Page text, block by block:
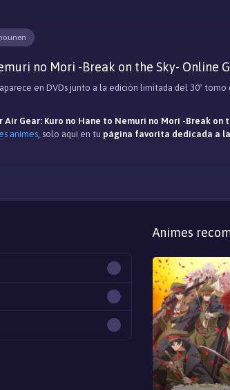
no Mori -Break on the Sky- Online
en DVDs junto a la edición limitada del 30º
Air Gear: Kuro no Hane to Nemuri no Mori -Break on
animes, solo aqui en tu página favorita dedicada a
Animes